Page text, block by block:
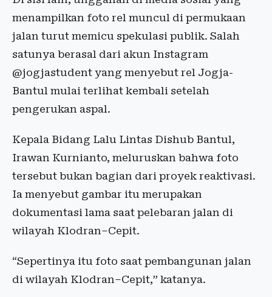
menampilkan foto rel muncul di permukaan
jalan turut memicu spekulasi publik. Salah
satunya berasal dari akun Instagram
@jogjastudent yang menyebut rel Jogja-
Bantul mulai terlihat kembali setelah
pengerukan aspal.
Kepala Bidang Lalu Lintas Dishub Bantul,
Irawan Kurnianto, meluruskan bahwa foto
tersebut bukan bagian dari proyek reaktivasi.
Ia menyebut gambar itu merupakan
dokumentasi lama saat pelebaran jalan di
wilayah Klodran–Cepit.
“Sepertinya itu foto saat pembangunan jalan
di wilayah Klodran–Cepit,” katanya.